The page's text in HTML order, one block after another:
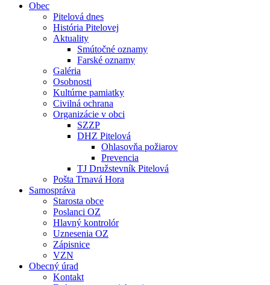
Obec
Pitelová dnes
História Pitelovej
Aktuality
Smútočné oznamy
Farské oznamy
Galéria
Osobnosti
Kultúrne pamiatky
Civilná ochrana
Organizácie v obci
SZZP
DHZ Pitelová
Ohlasovňa požiarov
Prevencia
TJ Družstevník Pitelová
Pošta Trnavá Hora
Samospráva
Starosta obce
Poslanci OZ
Hlavný kontrolór
Uznesenia OZ
Zápisnice
VZN
Obecný úrad
Kontakt